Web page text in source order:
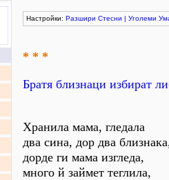
Настройки: Разшири Стесни | Уголеми
* * *
Братя близнаци избират
Хранила мама, гледала
два сина, дор два
дорде ги мама изгледа,
много й займет теглила,